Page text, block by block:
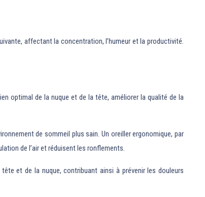
affectant la concentration, l’humeur et la productivité.
optimal de la nuque et de la tête, améliorer la qualité de la
de sommeil plus sain. Un oreiller ergonomique, par
de l’air et réduisent les ronflements.
et de la nuque, contribuant ainsi à prévenir les douleurs